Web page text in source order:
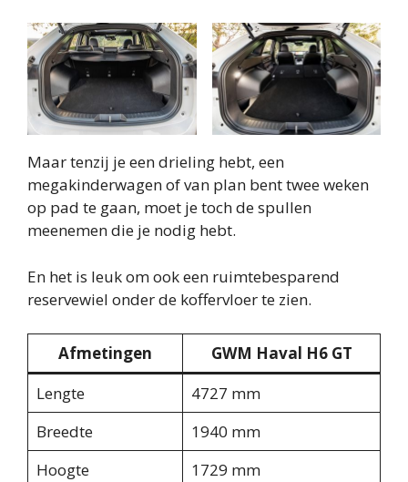
Maar tenzij je een drieling hebt, een
megakinderwagen of van plan bent twee weken
op pad te gaan, moet je toch de spullen
meenemen die je nodig hebt.
En het is leuk om ook een ruimtebesparend
reservewiel onder de koffervloer te zien.
Afmetingen
GWM Haval H6 GT
Lengte
4727 mm
Breedte
1940 mm
Hoogte
1729 mm